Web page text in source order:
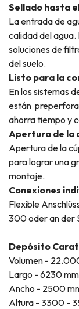
Sellado hasta
La entrada de
calidad del agua.
soluciones de
del suelo.
Listo para la
En los sistemas
están
ahorra tiempo y
Apertura de la
Apertura de la
para lograr una
montaje.
Conexiones
Flexible
300 oder an der
Depósito
Volumen -
Largo - 6230 mm
Ancho - 2500
Altura - 3300 -